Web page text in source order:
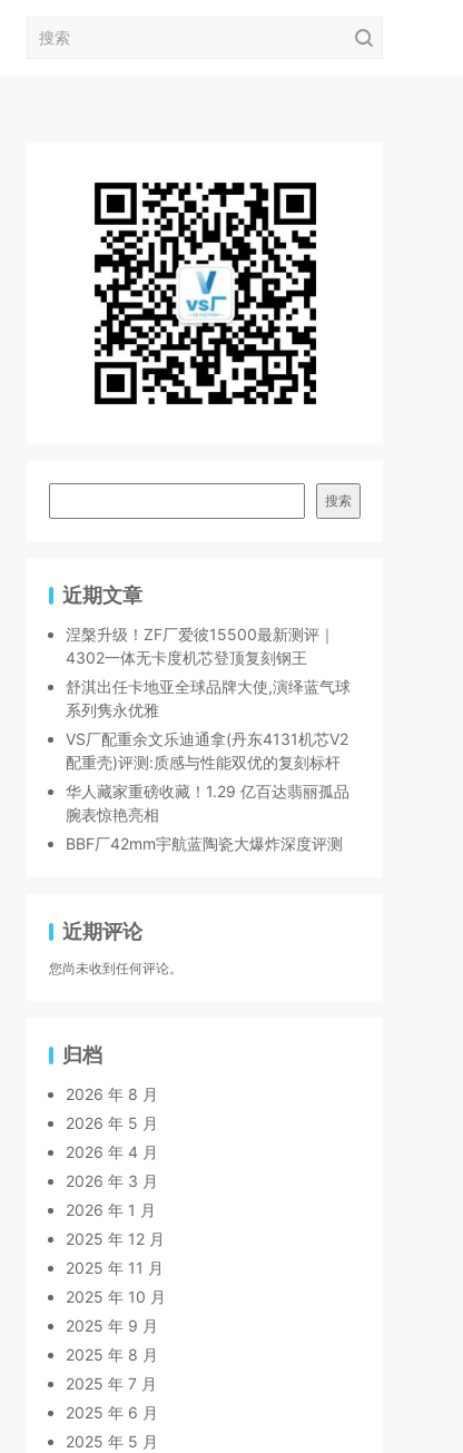
搜索
近期文章
涅槃升级！ZF厂爱彼15500最新测评｜
4302一体无卡度机芯登顶复刻钢王
舒淇出任卡地亚全球品牌大使,演绎蓝气球
系列隽永优雅
VS厂配重余文乐迪通拿(丹东4131机芯V2
配重壳)评测:质感与性能双优的复刻标杆
华人藏家重磅收藏！1.29 亿百达翡丽孤品
腕表惊艳亮相
BBF厂42mm宇航蓝陶瓷大爆炸深度评测
近期评论
您尚未收到任何评论。
归档
2026 年 8 月
2026 年 5 月
2026 年 4 月
2026 年 3 月
2026 年 1 月
2025 年 12 月
2025 年 11 月
2025 年 10 月
2025 年 9 月
2025 年 8 月
2025 年 7 月
2025 年 6 月
2025 年 5 月